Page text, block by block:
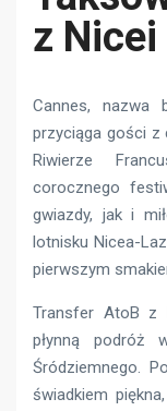
z Nicei
Cannes, nazwa
przyciąga gości z
Riwierze
corocznego
gwiazdy, jak i
lotnisku Nicea-
pierwszym
Transfer AtoB z
płynną podróż
Śródziemnego.
świadkiem